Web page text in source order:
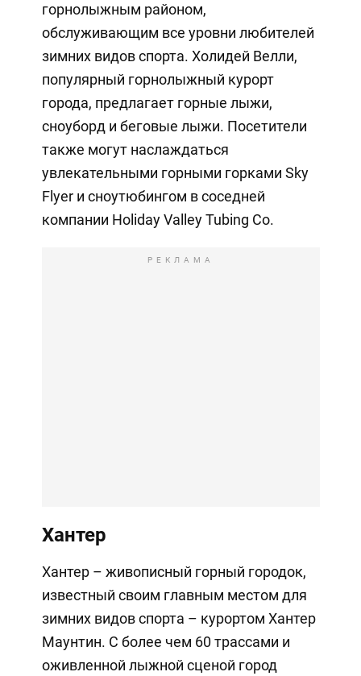
горнолыжным районом,
обслуживающим все уровни любителей
зимних видов спорта. Холидей Велли,
популярный горнолыжный курорт
города, предлагает горные лыжи,
сноуборд и беговые лыжи. Посетители
также могут наслаждаться
увлекательными горными горками Sky
Flyer и сноутюбингом в соседней
компании Holiday Valley Tubing Co.
РЕКЛАМА
Хантер
Хантер – живописный горный городок,
известный своим главным местом для
зимних видов спорта – курортом Хантер
Маунтин. С более чем 60 трассами и
оживленной лыжной сценой город